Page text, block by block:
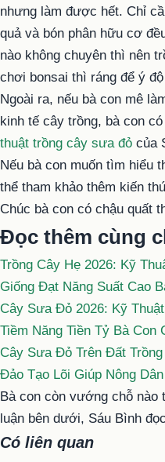
nhưng làm được hết. Chỉ
quả và bón phân hữu cơ
nào không chuyên thì nên
chơi bonsai thì ráng để ý
Ngoài ra, nếu bà con mê
kinh tế cây trồng, bà con
thuật trồng cây sưa đỏ của
Nếu bà con muốn tìm hiểu
thể tham khảo thêm kiến
Chúc bà con có chậu quất
Đọc thêm cùng
Trồng Cây Hẹ 2026: Kỹ
Giống Đạt Năng Suất Cao
Cây Sưa Đỏ 2026: Kỹ
Tiềm Năng Tiền Tỷ Bà Con
Cây Sưa Đỏ Trên Đất
Đảo Tạo Lõi Giúp Nông
Bà con còn vướng chỗ nào
luận bên dưới, Sáu Bình
Có liên quan